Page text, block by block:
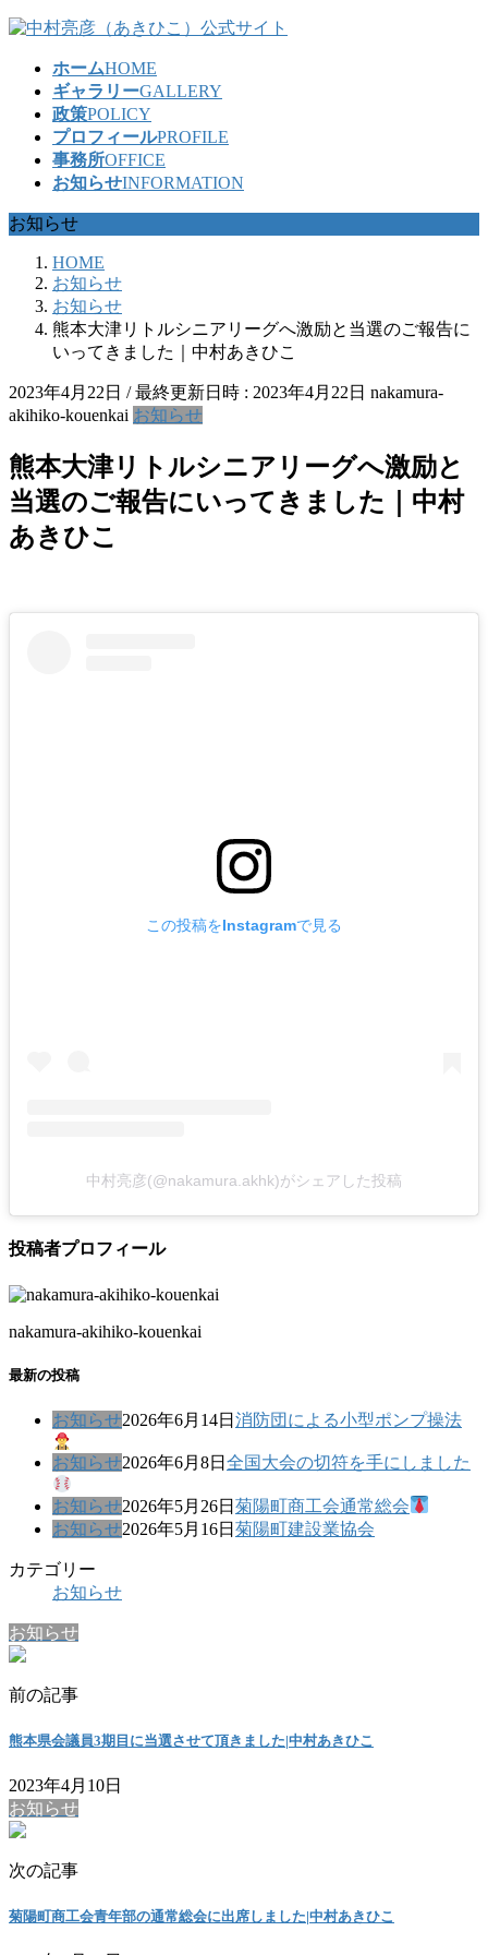
コ
ッ
プ
ナ
移
動
ホームHOME
ギャラリーGALLERY
政策POLICY
プロフィールPROFILE
事務所OFFICE
お知らせINFORMATION
お知らせ
HOME
お知らせ
お知らせ
熊本大津リトルシニアリーグへ激励と当選のご報告に
いってきました｜中村あきひこ
2023年4月22日 / 最終更新日時 : 2023年4月22日 nakamura-
akihiko-kouenkai お知らせ
熊本大津リトルシニアリーグへ激励と
当選のご報告にいってきました｜中村
あきひこ
この投稿をInstagramで見る
中村亮彦(@nakamura.akhk)がシェアした投稿
投稿者プロフィール
nakamura-akihiko-kouenkai
最新の投稿
お知らせ2026年6月14日 消防団による小型ポンプ操法
お知らせ2026年6月8日 全国大会の切符を手にしました
お知らせ2026年5月26日 菊陽町商工会通常総会
お知らせ2026年5月16日 菊陽町建設業協会
カテゴリー
お知らせ
お知らせ
前の記事
熊本県会議員3期目に当選させて頂きました|中村あきひこ
2023年4月10日
お知らせ
次の記事
菊陽町商工会青年部の通常総会に出席しました|中村あきひこ